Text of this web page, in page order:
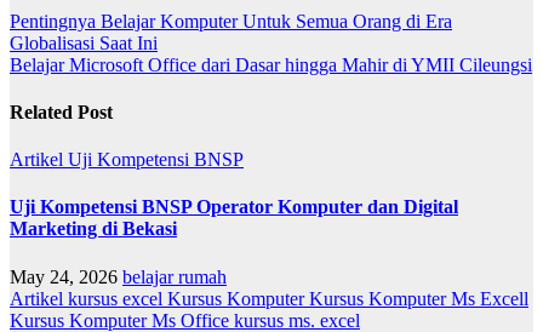
Pentingnya Belajar Komputer Untuk Semua Orang di Era
Globalisasi Saat Ini
Belajar Microsoft Office dari Dasar hingga Mahir di YMII Cileungsi
Related Post
Artikel Uji Kompetensi BNSP
Uji Kompetensi BNSP Operator Komputer dan Digital
Marketing di Bekasi
May 24, 2026 belajar rumah
Artikel kursus excel Kursus KomputerKursus Komputer Ms Excell
Kursus Komputer Ms Office kursus ms. excel